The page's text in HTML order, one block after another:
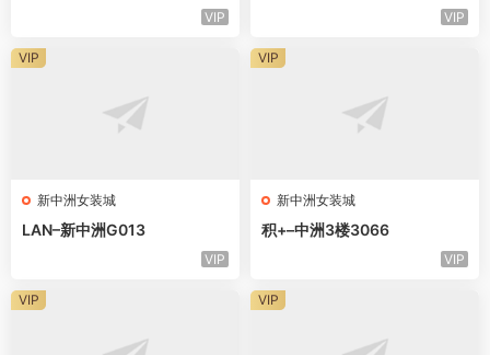
VIP VIP
新中洲女装城
LAN–新中洲G013
VIP
VIP
新中洲女装城
积+–中洲3楼3066
VIP
VIP
VIP VIP